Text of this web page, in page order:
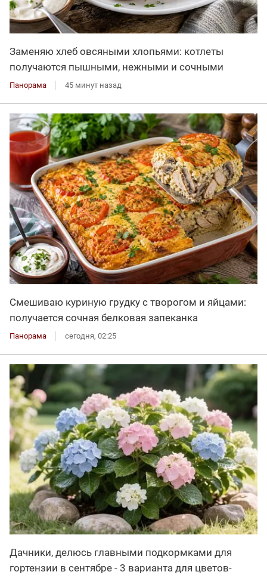
Заменяю хлеб овсяными хлопьями: котлеты
получаются пышными, нежными и сочными
Панорама 45 минут назад
Смешиваю куриную грудку с творогом и яйцами:
получается сочная белковая запеканка
Панорама сегодня, 02:25
Дачники, делюсь главными подкормками для
гортензии в сентябре - 3 варианта для цветов-